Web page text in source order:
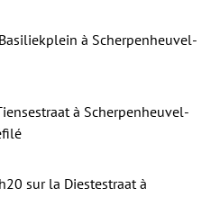
à Scherpenheuvel-
à Scherpenheuvel-
sur la Diestestraat à